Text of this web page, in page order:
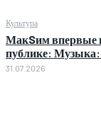
Культура
МакSим впервые
публике:
31.07.2026